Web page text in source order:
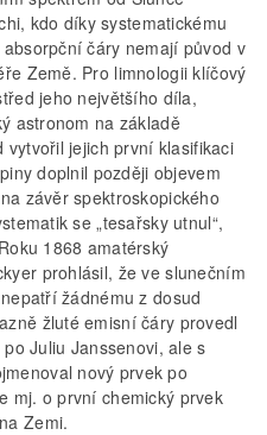
kdo díky systematickému
čáry nemají původ v
Země. Pro limnologii klíčový
jeho největšího díla,
astronom na základě
vytvořil jejich první klasifikaci
doplnil později objevem
závěr spektroskopického
se „tesařsky utnul“,
1868 amatérský
prohlásil, že ve slunečním
žádnému z dosud
žluté emisní čáry provedl
Juliu Janssenovi, ale s
nový prvek po
mj. o první chemický prvek
Zemi.